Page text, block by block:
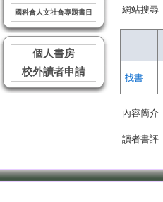
國科會人文社會專題書目
個人書房
校外讀者申請
網站搜尋
找書
內容簡介
讀者書評